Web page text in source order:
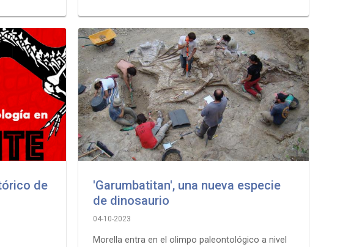
de
'Garumbatitan', una nueva especie
de dinosaurio
04-10-2023
Morella entra en el olimpo paleontológico a nivel